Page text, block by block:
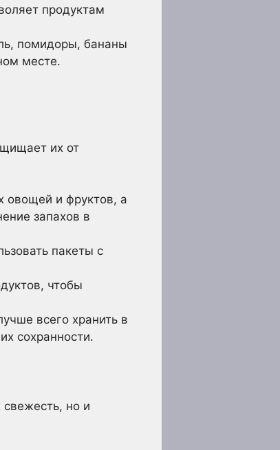
продуктам
помидоры, бананы
месте.
их от
овощей и фруктов, а
запахов в
пакеты с
чтобы
всего хранить в
сохранности.
свежесть, но и